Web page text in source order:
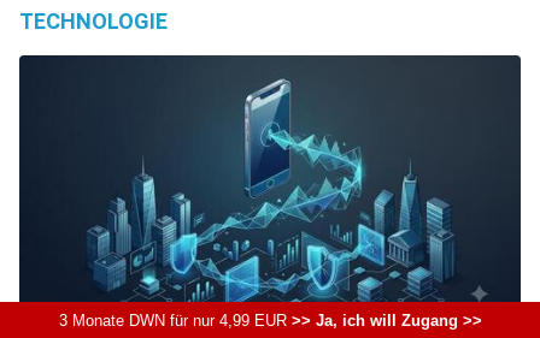
TECHNOLOGIE
3 Monate DWN für nur 4,99 EUR>> Ja, ich will Zugang >>